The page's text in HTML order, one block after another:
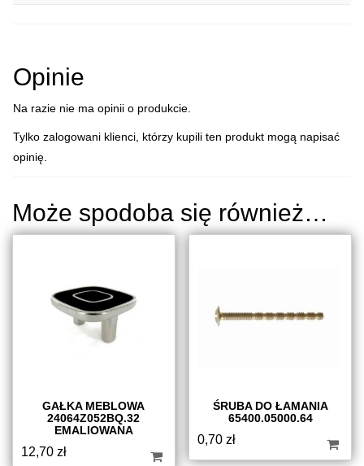
Opinie
Na razie nie ma opinii o produkcie.
Tylko zalogowani klienci, którzy kupili ten produkt mogą napisać
opinię.
Może spodoba się również…
GAŁKA MEBLOWA
24064Z052BQ.32
EMALIOWANA
12,70 zł
ŚRUBA DO ŁAMANIA
65400.05000.64
0,70zł